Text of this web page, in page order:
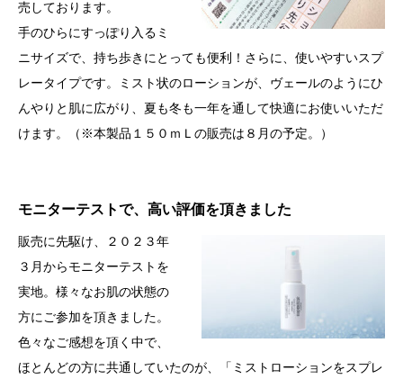
売しております。
手のひらにすっぽり入るミ
ニサイズで、持ち歩きにとっても便利！さらに、使いやすいスプ
レータイプです。ミスト状のローションが、ヴェールのようにひ
んやりと肌に広がり、夏も冬も一年を通して快適にお使いいただ
けます。（※本製品１５０ｍＬの販売は８月の予定。）
モニターテストで、高い評価を頂きました
販売に先駆け、２０２３年
３月からモニターテストを
実地。様々なお肌の状態の
方にご参加を頂きました。
色々なご感想を頂く中で、
ほとんどの方に共通していたのが、「ミストローションをスプレ